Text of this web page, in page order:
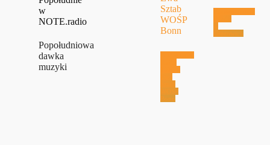
w
NOTE.radio
Popołudniowa
dawka
muzyki